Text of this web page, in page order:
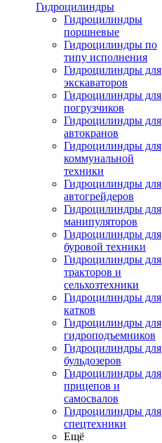
Гидроцилиндры
Гидроцилиндры
поршневые
Гидроцилиндры по
типу исполнения
Гидроцилиндры для
экскаваторов
Гидроцилиндры для
погрузчиков
Гидроцилиндры для
автокранов
Гидроцилиндры для
коммунальной
техники
Гидроцилиндры для
автогрейдеров
Гидроцилиндры для
манипуляторов
Гидроцилиндры для
буровой техники
Гидроцилиндры для
тракторов и
сельхозтехники
Гидроцилиндры для
катков
Гидроцилиндры для
гидроподъемников
Гидроцилиндры для
бульдозеров
Гидроцилиндры для
прицепов и
самосвалов
Гидроцилиндры для
спецтехники
Ещё